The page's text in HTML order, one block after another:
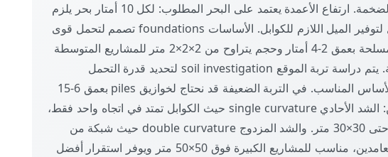
600×600 ملم أو أكبر للمشاريع الضخمة. ارتفاع الأعمدة يعتمد على البحر المطلوب: لكل 10 أمتار بحر يلزم
عمود بارتفاع 3-4 أمتار على الأقل لتوفير الميل اللازم للكوابل. الأساسات foundations تصمم لتحمل قوى
الشد الكبيرة: أساسات خرسانية مسلحة بعمق 2-4 أمتار وحجم يتراوح من 2×2×2 متر للمشاريع المتوسطة
إلى 5×5×5 متر للمشاريع الضخمة. يتم دراسة تربة الموقع soil investigation لتحديد قدرة التحمل
bearing capacity واختيار نوع الأساس المناسب. في التربة الضعيفة قد نحتاج لخوازيق piles بعمق 6-15
متر. نظام الشد يكون على نمطين: الشد الأحادي single curvature حيث الكوابل تمتد في اتجاه واحد فقط،
مناسب للمشاريع البسيطة بأبعاد حتى 30×30 متر. والشد المزدوج double curvature حيث شبكة من
الكوابل المتقاطعة في اتجاهين متعامدين، مناسب للمشاريع الكبيرة فوق 50×50 متر ويوفر استقرار أفضل